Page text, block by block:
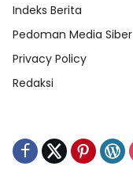
Indeks Berita
Pedoman Media Siber
Privacy Policy
Redaksi